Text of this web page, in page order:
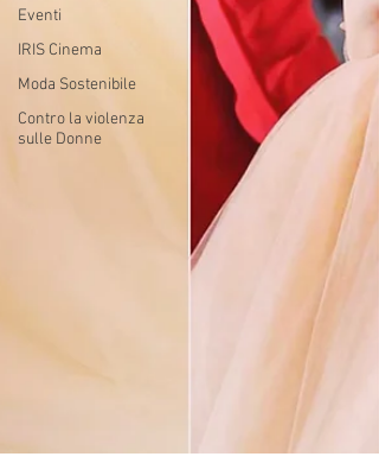
Eventi
IRIS Cinema
Moda Sostenibile
Contro la violenza
sulle Donne